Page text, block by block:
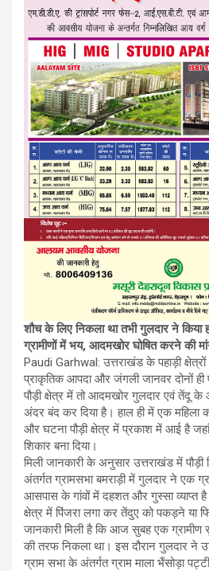
शौच के लिए निकला था तभी गुलदार ने किया
ग्रामीणों में भय, आदमखोर घोषित करने की
Paudi Garhwal: उत्तराखंड के पहाड़ी
प्राकृतिक आपदा और जंगली जानवर दोनों ही
पौड़ी क्षेत्र में तो आदमखोर गुलदार एवं तेंदू के
अंदर बंद कर दिया है। हाल ही में एक
और घटना पौड़ी क्षेत्र में प्रकाश में आई है
शिकार बना दिया।
मिली जानकारी के अनुसार उत्तराखंड में
अंतर्गत ग्रामसभा बमराड़ी में गुलदार ने एक
आसपास के गांवों में दहशत और गुस्सा व्याप्त है
क्षेत्र में पिंजरा लगा कर तेंदुए को पकड़ने या
जानकारी मिली है कि आज सुबह एक
की तरफ निकला था। इस दौरान गुलदार ने
ग्राम सभा के अंतर्गत ग्राम माला भैंसोड़ा पट्टी